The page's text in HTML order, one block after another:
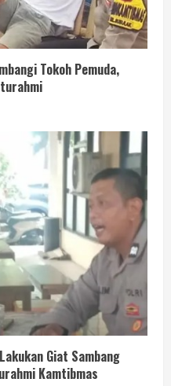
Tokoh Pemuda,
Giat Sambang
Kamtibmas